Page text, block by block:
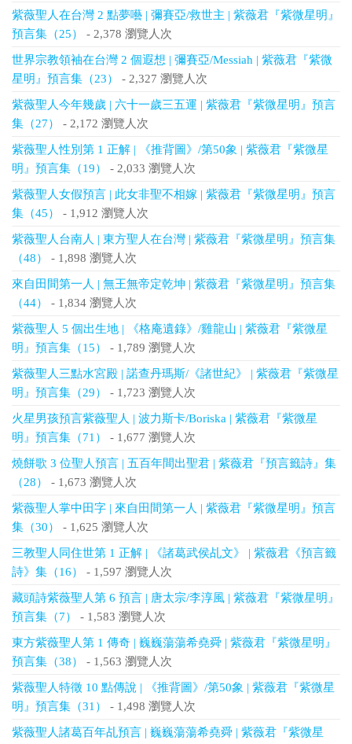
紫薇聖人在台灣 2 點夢囈 | 彌賽亞/救世主 | 紫薇君『紫微星明』
預言集（25）
- 2,378 瀏覽人次
世界宗教領袖在台灣 2 個遐想 | 彌賽亞/Messiah | 紫薇君『紫微
星明』預言集（23）
- 2,327 瀏覽人次
紫薇聖人今年幾歲 | 六十一歲三五運 | 紫薇君『紫微星明』預言
集（27）
- 2,172 瀏覽人次
紫薇聖人性別第 1 正解 | 《推背圖》/第50象 | 紫薇君『紫微星
明』預言集（19）
- 2,033 瀏覽人次
紫薇聖人女假預言 | 此女非聖不相嫁 | 紫薇君『紫微星明』預言
集（45）
- 1,912 瀏覽人次
紫薇聖人台南人 | 東方聖人在台灣 | 紫薇君『紫微星明』預言集
（48）
- 1,898 瀏覽人次
來自田間第一人 | 無王無帝定乾坤 | 紫薇君『紫微星明』預言集
（44）
- 1,834 瀏覽人次
紫薇聖人 5 個出生地 | 《格庵遺錄》/雞龍山 | 紫薇君『紫微星
明』預言集（15）
- 1,789 瀏覽人次
紫薇聖人三點水宮殿 | 諾查丹瑪斯/《諸世紀》 | 紫薇君『紫微星
明』預言集（29）
- 1,723 瀏覽人次
火星男孩預言紫薇聖人 | 波力斯卡/Boriska | 紫薇君『紫微星
明』預言集（71）
- 1,677 瀏覽人次
燒餅歌 3 位聖人預言 | 五百年間出聖君 | 紫薇君『預言籤詩』集
（28）
- 1,673 瀏覽人次
紫薇聖人掌中田字 | 來自田間第一人 | 紫薇君『紫微星明』預言
集（30）
- 1,625 瀏覽人次
三教聖人同住世第 1 正解 | 《諸葛武侯乩文》 | 紫薇君《預言籤
詩》集（16）
- 1,597 瀏覽人次
藏頭詩紫薇聖人第 6 預言 | 唐太宗/李淳風 | 紫薇君『紫微星明』
預言集（7）
- 1,583 瀏覽人次
東方紫薇聖人第 1 傳奇 | 巍巍蕩蕩希堯舜 | 紫薇君『紫微星明』
預言集（38）
- 1,563 瀏覽人次
紫薇聖人特徵 10 點傳說 | 《推背圖》/第50象 | 紫薇君『紫微星
明』預言集（31）
- 1,498 瀏覽人次
紫薇聖人諸葛百年乩預言 | 巍巍蕩蕩希堯舜 | 紫薇君『紫微星